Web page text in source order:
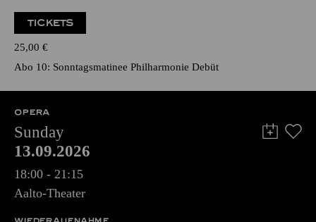
TICKETS
25,00 €
Abo 10: Sonntagsmatinee Philharmonie Debüt
OPERA
Sunday
13.09.2026
18:00 - 21:15
Aalto-Theater